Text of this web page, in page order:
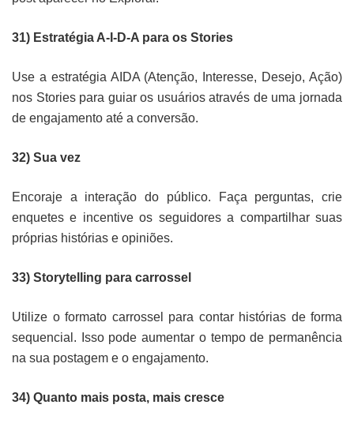
31) Estratégia A-I-D-A para os Stories
Use a estratégia AIDA (Atenção, Interesse, Desejo, Ação)
nos Stories para guiar os usuários através de uma jornada
de engajamento até a conversão.
32) Sua vez
Encoraje a interação do público. Faça perguntas, crie
enquetes e incentive os seguidores a compartilhar suas
próprias histórias e opiniões.
33) Storytelling para carrossel
Utilize o formato carrossel para contar histórias de forma
sequencial. Isso pode aumentar o tempo de permanência
na sua postagem e o engajamento.
34) Quanto mais posta, mais cresce